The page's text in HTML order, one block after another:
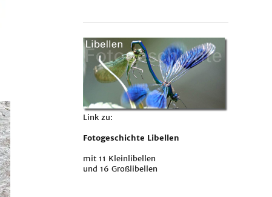
Link zu:
Fotogeschichte Libellen
mit 11 Kleinlibellen
und 16 Großlibellen